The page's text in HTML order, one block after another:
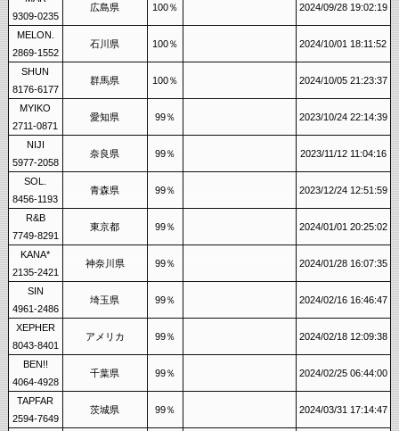
9309-0235
広島県 100％ 2024/09/28 19:02:19
MELON.
2869-1552
石川県 100％ 2024/10/01 18:11:52
SHUN
8176-6177
群馬県 100％ 2024/10/05 21:23:37
MYIKO
2711-0871
愛知県 99％ 2023/10/24 22:14:39
NIJI
5977-2058
奈良県 99％ 2023/11/12 11:04:16
SOL.
8456-1193
青森県 99％ 2023/12/24 12:51:59
R&B
7749-8291
東京都 99％ 2024/01/01 20:25:02
KANA*
2135-2421
神奈川県 99％ 2024/01/28 16:07:35
SIN
4961-2486
埼玉県 99％ 2024/02/16 16:46:47
XEPHER
8043-8401
アメリカ 99％ 2024/02/18 12:09:38
BEN!!
4064-4928
千葉県 99％ 2024/02/25 06:44:00
TAPFAR
2594-7649
茨城県 99％ 2024/03/31 17:14:47